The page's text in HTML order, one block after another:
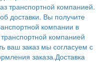
транспортной компанией.
доставки. Вы получите
компании в
компанией
ваш заказ мы согласуем с
заказа.Доставка